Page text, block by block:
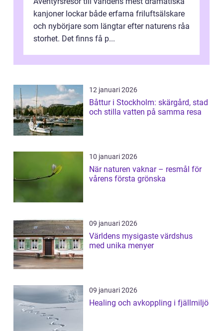
kanjoner lockar både erfarna friluftsälskare
och nybörjare som längtar efter naturens råa
storhet. Det finns få p...
12 januari 2026
Båttur i Stockholm: skärgård, stad
och stilla vatten på samma resa
10 januari 2026
När naturen vaknar – resmål för
vårens första grönska
09 januari 2026
Världens mysigaste värdshus
med unika menyer
09 januari 2026
Healing och avkoppling i fjällmiljö